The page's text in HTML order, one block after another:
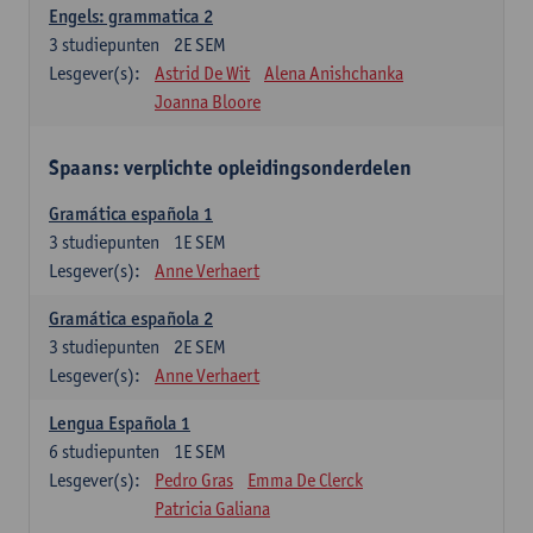
Engels: grammatica 2
2E SEM
3 studiepunten
Lesgever(s):
Astrid De Wit
Alena Anishchanka
Joanna Bloore
Spaans: verplichte opleidingsonderdelen
Gramática española 1
1E SEM
3 studiepunten
Lesgever(s):
Anne Verhaert
Gramática española 2
2E SEM
3 studiepunten
Lesgever(s):
Anne Verhaert
Lengua Española 1
1E SEM
6 studiepunten
Lesgever(s):
Pedro Gras
Emma De Clerck
Patricia Galiana